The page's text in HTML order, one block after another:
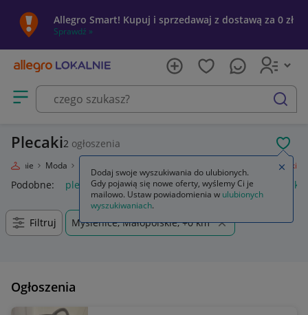
Allegro Smart! Kupuj i sprzedawaj z dostawą za 0 zł
Sprawdź »
Otwórz menu z kategoriami
szukaj
Plecaki2 ogłoszenia
Moda Plecaki
Podobne: plecaki szkolne plecak coolpack plecak plecak
Filtruj Myślenice, Małopolskie, +0 km
Ogłoszenia
Dodaj swoje wyszukiwania do ulubionych.
Gdy pojawią się nowe oferty, wyślemy Ci je
mailowo. Ustaw powiadomienia w ulubionych
wyszukiwaniach.